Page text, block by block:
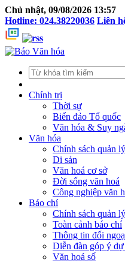
Chủ nhật, 09/08/2026 13:57
Hotline: 024.38220036 Liên
Chính trị
Thời sự
Biển đảo Tổ quốc
Văn hóa & Suy
Văn hóa
Chính sách quản lý
Di sản
Văn hoá cơ sở
Đời sống văn hoá
Công nghiệp văn
Báo chí
Chính sách quản lý
Toàn cảnh báo chí
Thông tin đối
Diễn đàn góp ý
Văn hoá số